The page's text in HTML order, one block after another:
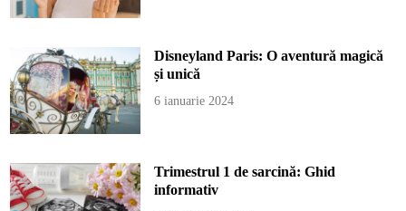
Disneyland Paris: O aventură magică
și unică
6 ianuarie 2024
Trimestrul 1 de sarcină: Ghid
informativ